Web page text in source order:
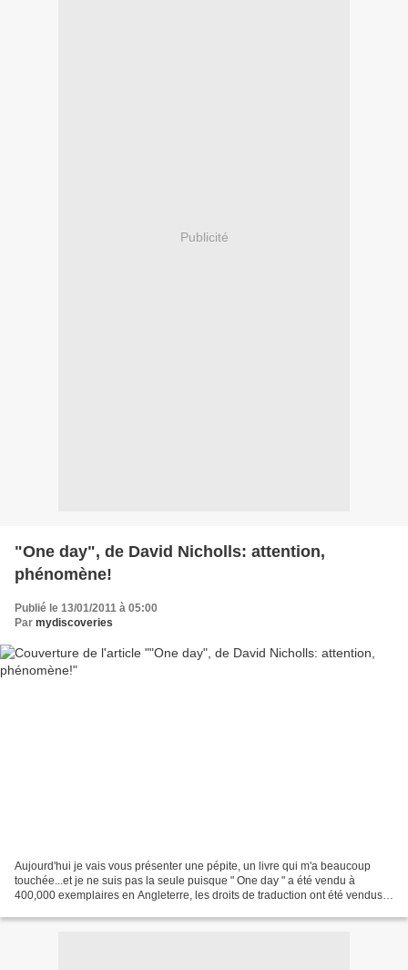
Publicité
"One day", de David Nicholls: attention,
phénomène!
Publié le 13/01/2011 à 05:00
Par mydiscoveries
Aujourd'hui je vais vous présenter une pépite, un livre qui m'a beaucoup
touchée...et je ne suis pas la seule puisque " One day " a été vendu à
400,000 exemplaires en Angleterre, les droits de traduction ont été vendus